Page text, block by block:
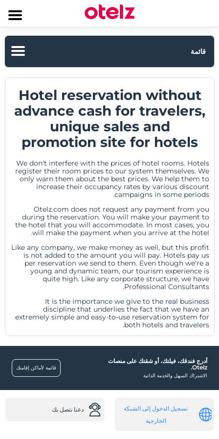
قائمة
معلومات الشركة
معلومات عنا
علامتنا التجارية
نموذج العمل
شهاداتنا وجوائزنا
أدرج فندقك
خدمة العملاء
اتصال
دليل اتباع الخطوات
مركز الصحافة
نحن في الصحافة
مكتبة الوسائط
أسئلة متداولة
أسئلة متداولة
معلومات الشركات
سياسة ملفات تعريف الارتباط الخاصة بنا
نص التوضيح
Hotel reservation without
advance cash for travelers,
unique sales and
promotion site for hotels
We don't interfere with the prices of hotel rooms. Hotels
register their room prices to our system themselves. We
only warn them about the best prices. We help them to
increase their occupancy rates by various discount
campaigns in some periods.
Otelz.com does not request any payment from you
during the reservation. You will make your payment to
the hotel that you will accommodate. In most cases, you
will make the payment when you arrive at the hotel.
Like any company, we make money as well, but this profit
is not added to the amount you will pay. Hotels pay us
per reservation we send to them. Even though we're a
young and dynamic team, our tourism experience is
quite high. Like any corporate structure, we have
Professional Consultants.
It is the importance we give to the real business
discipline that underlies the fact that we have an
extremely simple and easy-to-use reservation system for
both hotels and travelers.
أدرج فندقك، فيلتك، أو شقتك على منصات
Otelz.
الاشتراك السهل والخدمة الذاتية
قائمة لأماكن إقامتك
تسجيل الدخول إلى الشبكة
الخارجية
دعنا نتصل بك